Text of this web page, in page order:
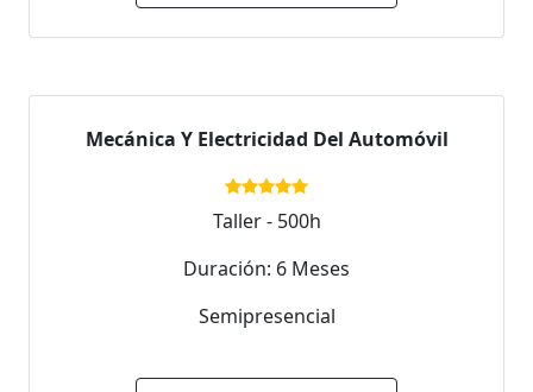
Mecánica Y Electricidad Del Automóvil
Taller - 500h
Duración: 6 Meses
Semipresencial